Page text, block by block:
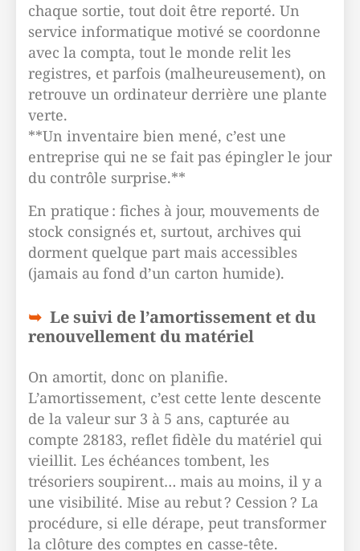
chaque sortie, tout doit être reporté. Un
service informatique motivé se coordonne
avec la compta, tout le monde relit les
registres, et parfois (malheureusement), on
retrouve un ordinateur derrière une plante
verte.
**Un inventaire bien mené, c’est une
entreprise qui ne se fait pas épingler le jour
du contrôle surprise.**
En pratique : fiches à jour, mouvements de
stock consignés et, surtout, archives qui
dorment quelque part mais accessibles
(jamais au fond d’un carton humide).
Le suivi de l’amortissement et du
renouvellement du matériel
On amortit, donc on planifie.
L’amortissement, c’est cette lente descente
de la valeur sur 3 à 5 ans, capturée au
compte 28183, reflet fidèle du matériel qui
vieillit. Les échéances tombent, les
trésoriers soupirent… mais au moins, il y a
une visibilité. Mise au rebut ? Cession ? La
procédure, si elle dérape, peut transformer
la clôture des comptes en casse-tête.